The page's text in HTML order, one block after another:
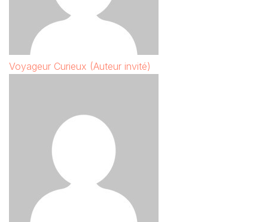
Voyageur Curieux (Auteur invité)